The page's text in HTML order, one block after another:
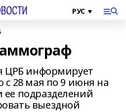
ЦРБ информирует
28 мая по 9 июня на
подразделений
выездной